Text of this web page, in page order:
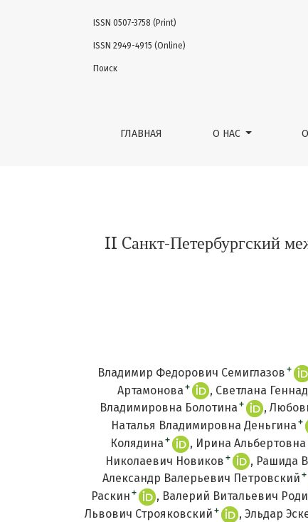
II Cанкт-Петербургский
ГЛАВНАЯ О НАС
ISSN 0507-3758 (Print)
ISSN 2949-4915 (Online)
Поиск
II Cанкт-Петербургский
Владимир Федорович Семиглазов +
Артамонова + Светлана
Владимировна Болотина +
Наталья Владимировна Деньгина +
Колядина + Ирина
Николаевич Новиков + Рашида
Александр Валерьевич Петровский +
Раскин + Валерий Витальевич
Львович Строяковский + Эльдар